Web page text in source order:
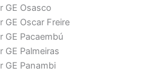
GE Osasco
GE Oscar Freire
GE Pacaembú
GE Palmeiras
GE Panambi